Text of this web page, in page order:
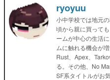
ryoyuu
小中学校では地元
頃から親に買って
ームが中心の生活
ムに触れる機会が
Rust、Apex、
る。その他、No
SF系タイトルがお気